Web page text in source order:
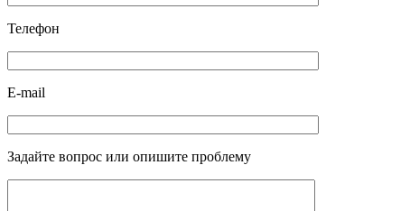
Телефон
E-mail
Задайте вопрос или опишите проблему